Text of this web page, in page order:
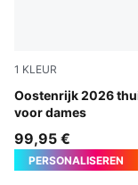
1 KLEUR
Oostenrijk 2026
voor dames
PUMA Red-
99,95 €
PERSONALISEREN